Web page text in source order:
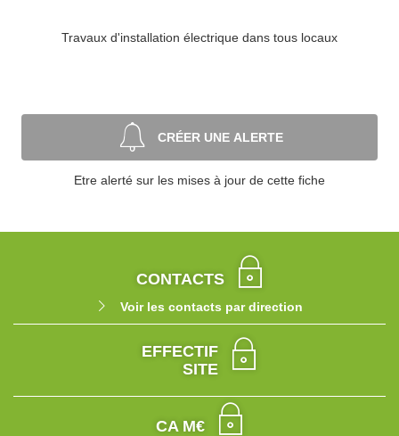
Travaux d'installation électrique dans tous locaux
CRÉER UNE ALERTE
Etre alerté sur les mises à jour de cette fiche
CONTACTS
Voir les contacts par direction
EFFECTIF
SITE
CA M€